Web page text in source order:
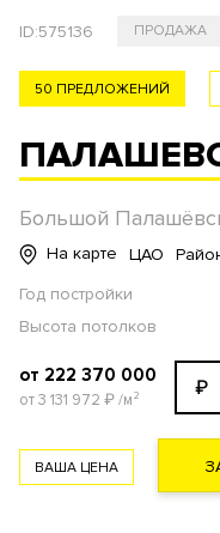
ID:575136 ПРОДАЖА
50 ПРЕДЛОЖЕНИЙ
Большой
На карте ЦАО
Год постройки
Высота потолков
от 222 370 000
от 3 131 972 ₽/м² ₽
ВАША ЦЕНА